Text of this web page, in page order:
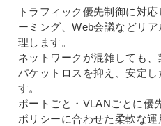
トラフィック優先制御に対
ーミング、Web会議などリ
理します。
ネットワークが混雑しても
パケットロスを抑え、安定
す。
ポートごと・VLANごとに優
ポリシーに合わせた柔軟な運